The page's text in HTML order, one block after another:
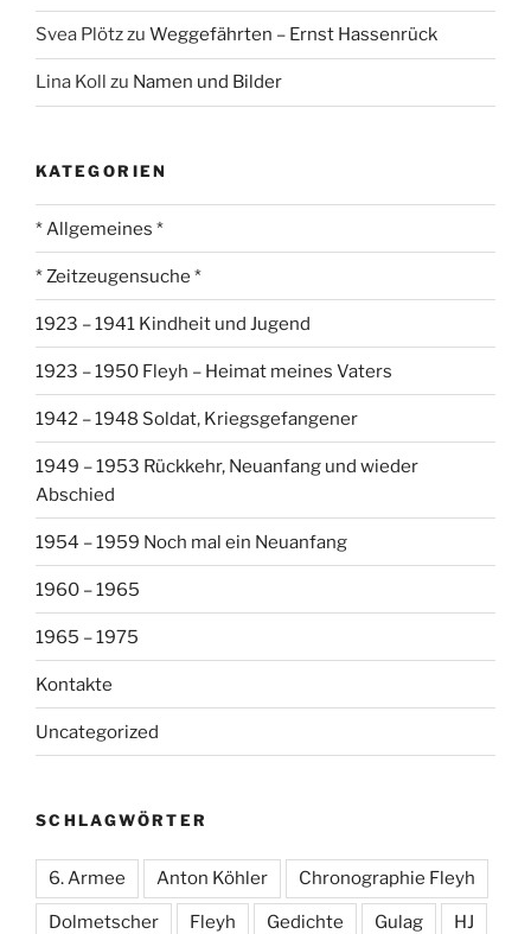
Svea Plötzzu Weggefährten – Ernst Hassenrück
Lina Koll zu Namen und Bilder
KATEGORIEN
* Allgemeines *
* Zeitzeugensuche *
1923 – 1941 Kindheit und Jugend
1923 – 1950 Fleyh – Heimat meines Vaters
1942 – 1948 Soldat, Kriegsgefangener
1949 – 1953 Rückkehr, Neuanfang und wieder
Abschied
1954 – 1959 Noch mal ein Neuanfang
1960 – 1965
1965 – 1975
Kontakte
Uncategorized
SCHLAGWÖRTER
6. Armee Anton Köhler Chronographie Fleyh
Dolmetscher Fleyh Gedichte Gulag HJ